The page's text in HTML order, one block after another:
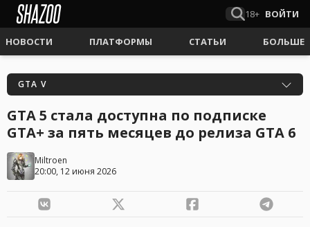
18+ ВОЙТИ
НОВОСТИ ПЛАТФОРМЫ СТАТЬИ БОЛЬШЕ
GTA V
GTA 5 стала доступна по подписке
GTA+ за пять месяцев до релиза GTA 6
Miltroen
20:00, 12 июня 2026